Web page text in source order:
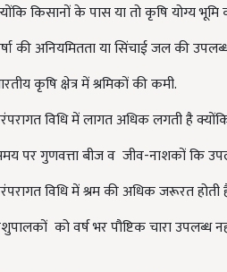
किसानों के पास या तो कृषि योग्य
की अनियमितता या सिंचाई जल की
कृषि क्षेत्र में श्रमिकों की कमी.
विधि में लागत अधिक लगती है
पर गुणवत्ता बीज व जीव-नाशकों कि
विधि में श्रम की अधिक जरूरत होती
को वर्ष भर पौष्टिक चारा उपलब्ध